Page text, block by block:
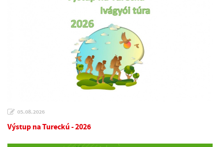
05.08.2026
Výstup na Tureckú - 2026